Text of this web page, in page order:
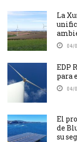
La
04/
EDP
para
04/
El
de
su